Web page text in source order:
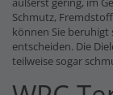
Schmutz,
können Sie beruhigt
entscheiden. Die
teilweise sogar